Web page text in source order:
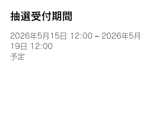
抽選受付期間
2026年5月15日 12:00 – 2026年5月
19日 12:00
予定